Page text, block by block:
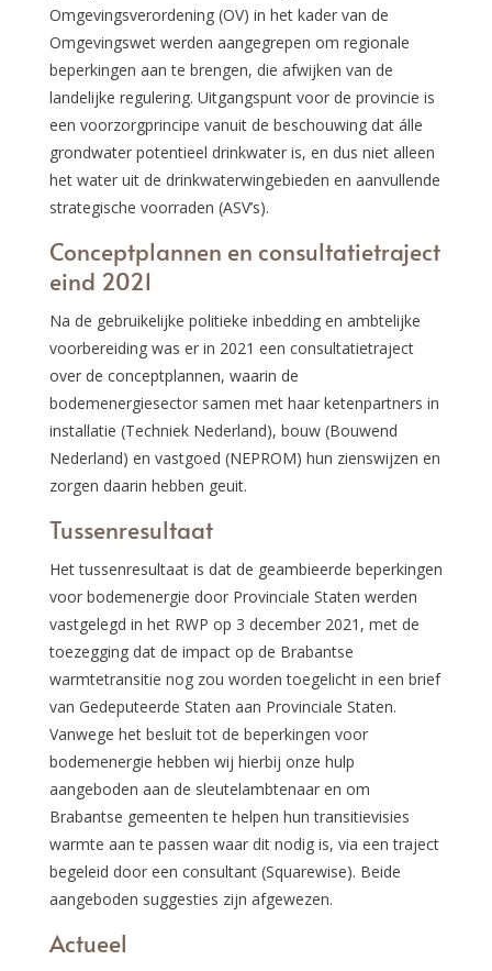
Omgevingsverordening (OV) in het kader van de
Omgevingswet werden aangegrepen om regionale
beperkingen aan te brengen, die afwijken van de
landelijke regulering. Uitgangspunt voor de provincie is
een voorzorgprincipe vanuit de beschouwing dat álle
grondwater potentieel drinkwater is, en dus niet alleen
het water uit de drinkwaterwingebieden en aanvullende
strategische voorraden (ASV’s).
Conceptplannen en consultatietraject
eind 2021
Na de gebruikelijke politieke inbedding en ambtelijke
voorbereiding was er in 2021 een consultatietraject
over de conceptplannen, waarin de
bodemenergiesector samen met haar ketenpartners in
installatie (Techniek Nederland), bouw (Bouwend
Nederland) en vastgoed (NEPROM) hun zienswijzen en
zorgen daarin hebben geuit.
Tussenresultaat
Het tussenresultaat is dat de geambieerde beperkingen
voor bodemenergie door Provinciale Staten werden
vastgelegd in het RWP op 3 december 2021, met de
toezegging dat de impact op de Brabantse
warmtetransitie nog zou worden toegelicht in een brief
van Gedeputeerde Staten aan Provinciale Staten.
Vanwege het besluit tot de beperkingen voor
bodemenergie hebben wij hierbij onze hulp
aangeboden aan de sleutelambtenaar en om
Brabantse gemeenten te helpen hun transitievisies
warmte aan te passen waar dit nodig is, via een traject
begeleid door een consultant (Squarewise). Beide
aangeboden suggesties zijn afgewezen.
Actueel